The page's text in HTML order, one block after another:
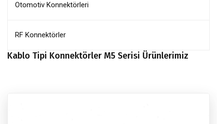
Otomotiv Konnektörleri
RF Konnektörler
Kablo Tipi Konnektörler M5 Serisi Ürünlerimiz